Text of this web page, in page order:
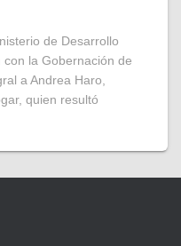
de Desarrollo
la Gobernación de
a Andrea Haro,
quien resultó